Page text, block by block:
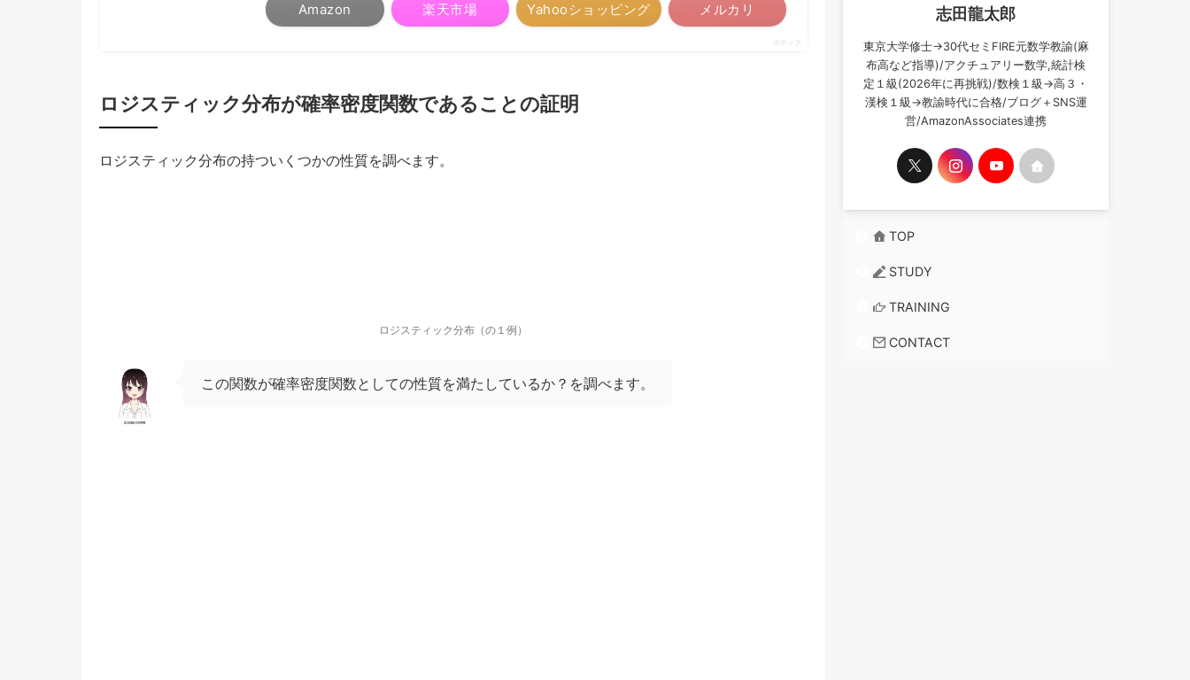
Amazon 楽天市場 Yahooショッピング メルカリ
ポチップ
ロジスティック分布が確率密度関数であることの証明
ロジスティック分布の持ついくつかの性質を調べます。
ロジスティック分布（の１例）
この関数が確率密度関数としての性質を満たしているか？を調べます。
志田龍太郎
東京大学修士→30代セミFIRE元数学教諭(麻
布高など指導)/アクチュアリー数学,統計検
定１級(2026年に再挑戦)/数検１級→高３・
漢検１級→教諭時代に合格/ブログ＋SNS運
営/AmazonAssociates連携
TOP
STUDY
TRAINING
CONTACT